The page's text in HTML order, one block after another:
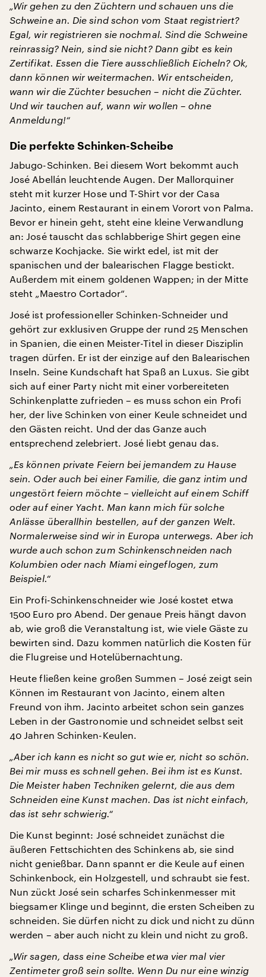
„Wir gehen zu den Züchtern und schauen uns die
Schweine an. Die sind schon vom Staat registriert?
Egal, wir registrieren sie nochmal. Sind die Schweine
reinrassig? Nein, sind sie nicht? Dann gibt es kein
Zertifikat. Essen die Tiere ausschließlich Eicheln? Ok,
dann können wir weitermachen. Wir entscheiden,
wann wir die Züchter besuchen – nicht die Züchter.
Und wir tauchen auf, wann wir wollen – ohne
Anmeldung!“
Die perfekte Schinken-Scheibe
Jabugo-Schinken. Bei diesem Wort bekommt auch
José Abellán leuchtende Augen. Der Mallorquiner
steht mit kurzer Hose und T-Shirt vor der Casa
Jacinto, einem Restaurant in einem Vorort von Palma.
Bevor er hinein geht, steht eine kleine Verwandlung
an: José tauscht das schlabberige Shirt gegen eine
schwarze Kochjacke. Sie wirkt edel, ist mit der
spanischen und der balearischen Flagge bestickt.
Außerdem mit einem goldenen Wappen; in der Mitte
steht „Maestro Cortador“.
José ist professioneller Schinken-Schneider und
gehört zur exklusiven Gruppe der rund 25 Menschen
in Spanien, die einen Meister-Titel in dieser Disziplin
tragen dürfen. Er ist der einzige auf den Balearischen
Inseln. Seine Kundschaft hat Spaß an Luxus. Sie gibt
sich auf einer Party nicht mit einer vorbereiteten
Schinkenplatte zufrieden – es muss schon ein Profi
her, der live Schinken von einer Keule schneidet und
den Gästen reicht. Und der das Ganze auch
entsprechend zelebriert. José liebt genau das.
„Es können private Feiern bei jemandem zu Hause
sein. Oder auch bei einer Familie, die ganz intim und
ungestört feiern möchte – vielleicht auf einem Schiff
oder auf einer Yacht. Man kann mich für solche
Anlässe überallhin bestellen, auf der ganzen Welt.
Normalerweise sind wir in Europa unterwegs. Aber ich
wurde auch schon zum Schinkenschneiden nach
Kolumbien oder nach Miami eingeflogen, zum
Beispiel.“
Ein Profi-Schinkenschneider wie José kostet etwa
1500 Euro pro Abend. Der genaue Preis hängt davon
ab, wie groß die Veranstaltung ist, wie viele Gäste zu
bewirten sind. Dazu kommen natürlich die Kosten für
die Flugreise und Hotelübernachtung.
Heute fließen keine großen Summen – José zeigt sein
Können im Restaurant von Jacinto, einem alten
Freund von ihm. Jacinto arbeitet schon sein ganzes
Leben in der Gastronomie und schneidet selbst seit
40 Jahren Schinken-Keulen.
„Aber ich kann es nicht so gut wie er, nicht so schön.
Bei mir muss es schnell gehen. Bei ihm ist es Kunst.
Die Meister haben Techniken gelernt, die aus dem
Schneiden eine Kunst machen. Das ist nicht einfach,
das ist sehr schwierig.“
Die Kunst beginnt: José schneidet zunächst die
äußeren Fettschichten des Schinkens ab, sie sind
nicht genießbar. Dann spannt er die Keule auf einen
Schinkenbock, ein Holzgestell, und schraubt sie fest.
Nun zückt José sein scharfes Schinkenmesser mit
biegsamer Klinge und beginnt, die ersten Scheiben zu
schneiden. Sie dürfen nicht zu dick und nicht zu dünn
werden – aber auch nicht zu klein und nicht zu groß.
„Wir sagen, dass eine Scheibe etwa vier mal vier
Zentimeter groß sein sollte. Wenn Du nur eine winzig